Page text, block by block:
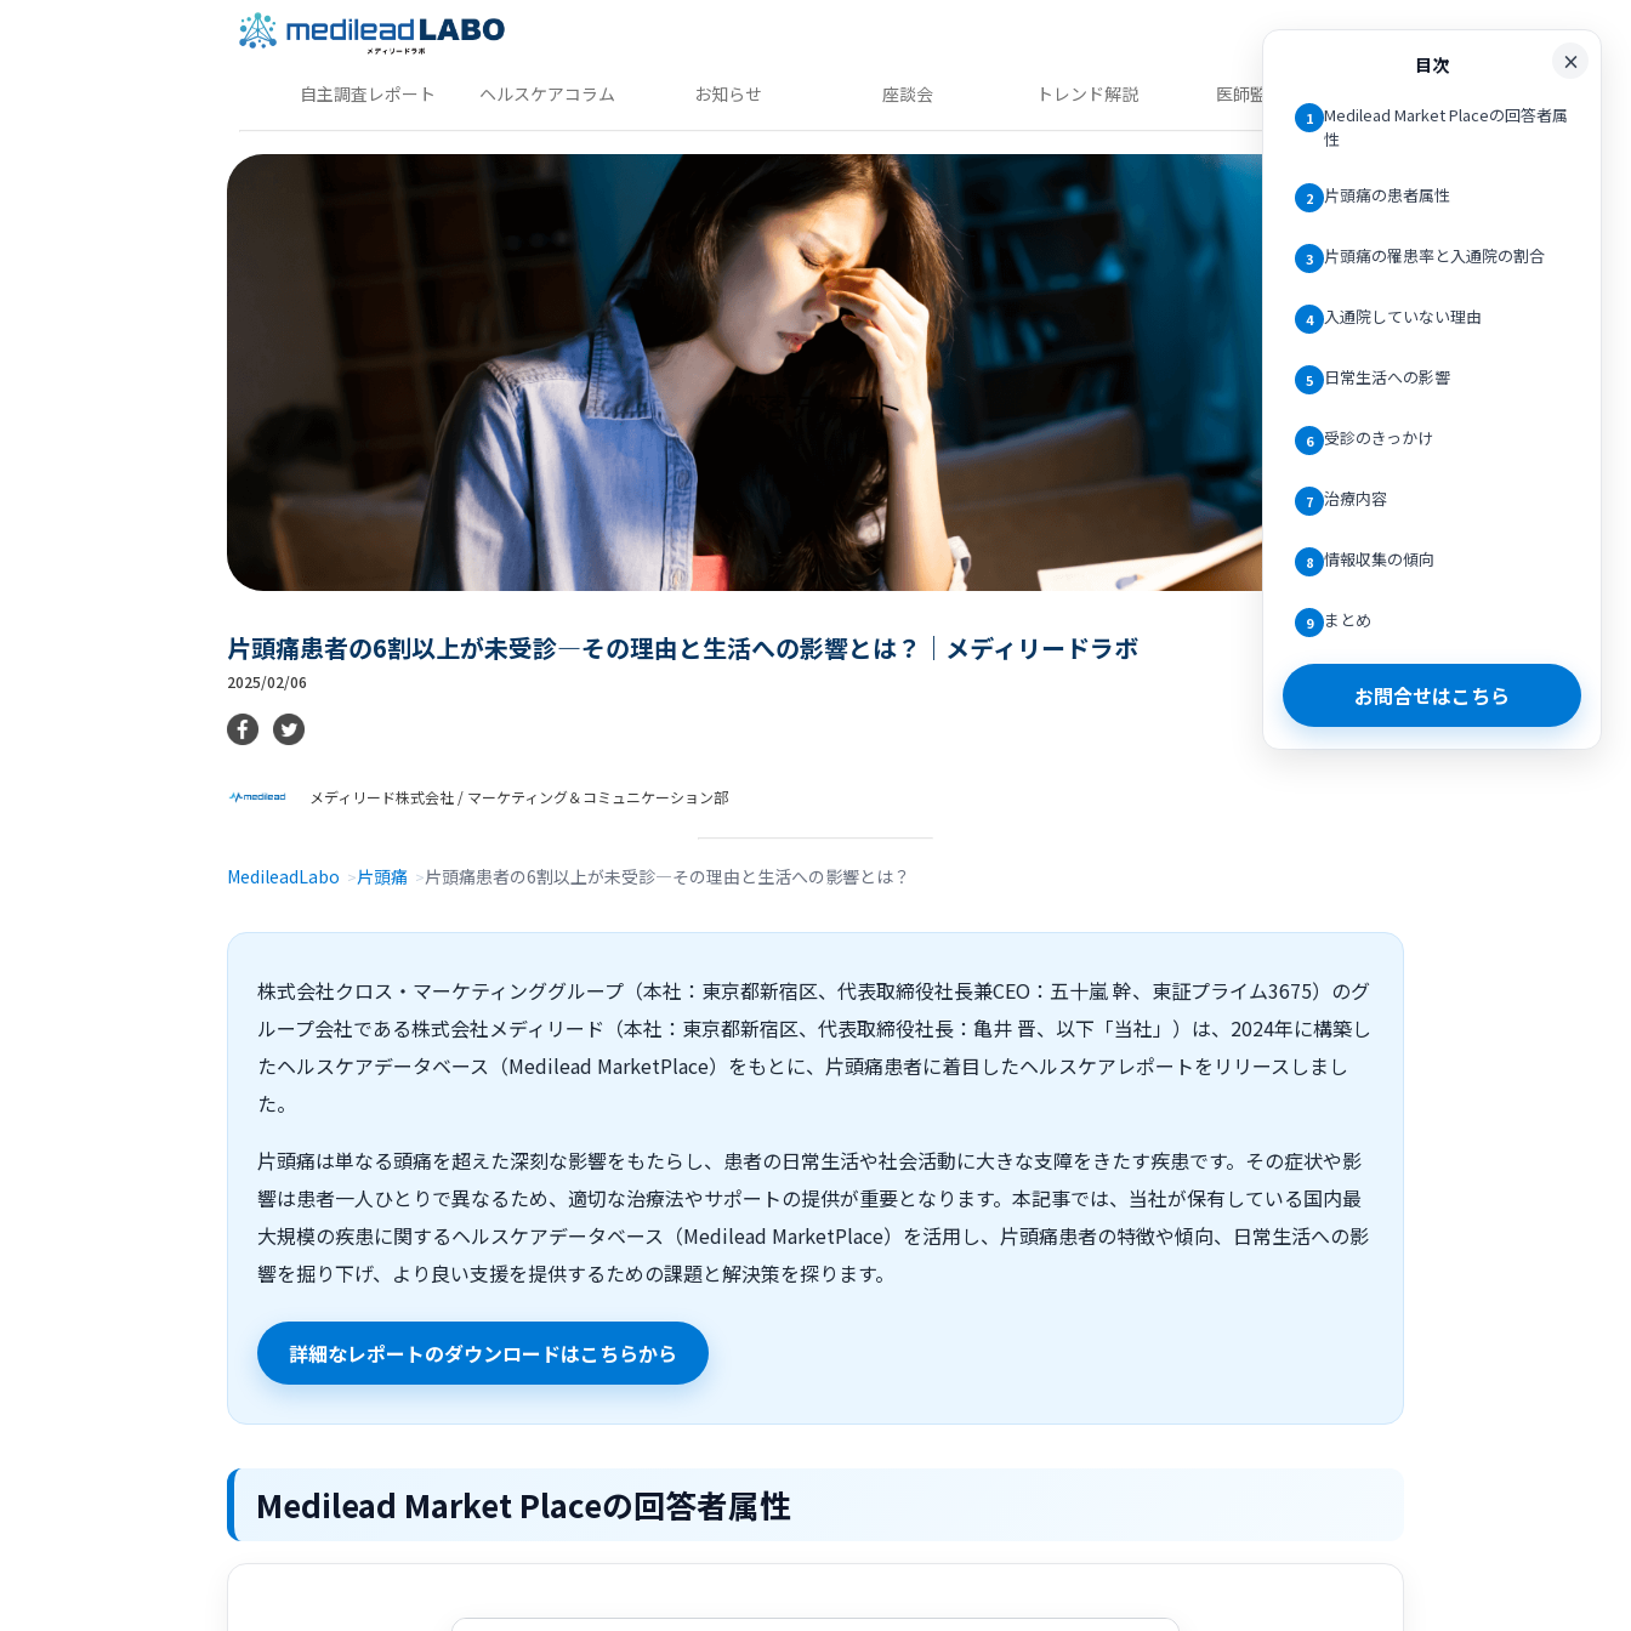
自主調査レポート ヘルスケアコラム お知らせ 座談会 トレンド解説 医師監修記事
片頭痛患者の6割以上が未受診—その理由と生活への影響とは？｜メディリードラボ
2025/02/06
メディリード株式会社 / マーケティング＆コミュニケーション部
MedileadLabo 片頭痛 片頭痛患者の6割以上が未受診—その理由と生活への影響とは？
株式会社クロス・マーケティンググループ（本社：東京都新宿区、代表取締役社長兼CEO：五十嵐 幹、東証プライム3675）のグ
ループ会社である株式会社メディリード（本社：東京都新宿区、代表取締役社長：亀井 晋、以下「当社」）は、2024年に構築し
たヘルスケアデータベース（Medilead MarketPlace）をもとに、片頭痛患者に着目したヘルスケアレポートをリリースしまし
た。
片頭痛は単なる頭痛を超えた深刻な影響をもたらし、患者の日常生活や社会活動に大きな支障をきたす疾患です。その症状や影
響は患者一人ひとりで異なるため、適切な治療法やサポートの提供が重要となります。本記事では、当社が保有している国内最
大規模の疾患に関するヘルスケアデータベース（Medilead MarketPlace）を活用し、片頭痛患者の特徴や傾向、日常生活への影
響を掘り下げ、より良い支援を提供するための課題と解決策を探ります。
詳細なレポートのダウンロードはこちらから
目次
1 Medilead Market Placeの回答者属
性
2 片頭痛の患者属性
3 片頭痛の罹患率と入通院の割合
4 入通院していない理由
5 日常生活への影響
6 受診のきっかけ
7 治療内容
8 情報収集の傾向
9 まとめ
お問合せはこちら
Medilead Market Placeの回答者属性